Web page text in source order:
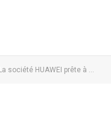
au Gouvernement congolais dans le domaine technologique